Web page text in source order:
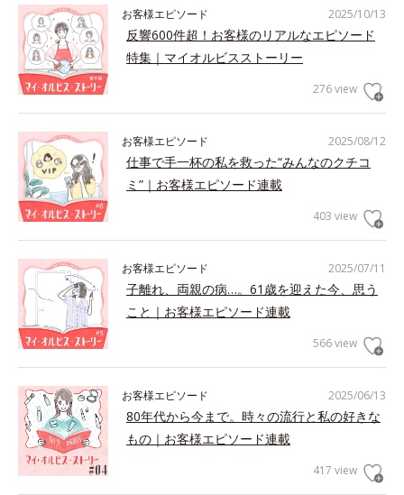
2025/10/13
お客様エピソード
反響600件超！お客様のリアルなエピソード
特集｜マイオルビスストーリー
276 view
2025/08/12
お客様エピソード
仕事で手一杯の私を救った“みんなのクチコ
ミ”｜お客様エピソード連載
403 view
2025/07/11
お客様エピソード
子離れ、両親の病…。61歳を迎えた今、思う
こと｜お客様エピソード連載
566 view
2025/06/13
お客様エピソード
80年代から今まで。時々の流行と私の好きな
もの｜お客様エピソード連載
417 view